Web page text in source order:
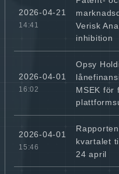
2026-04-21
14:41
Verisk
inhibition
2026-04-01
16:02
Opsy
MSEK för
2026-04-01
15:46
kvartalet
24 april